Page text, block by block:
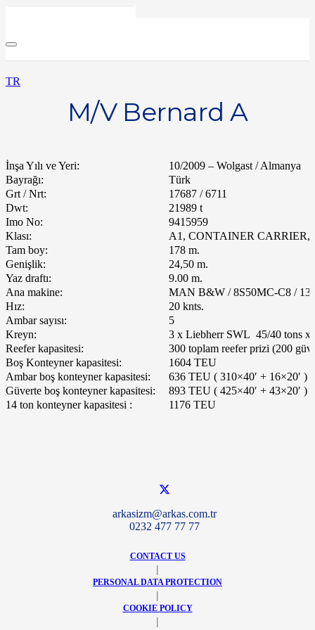
TR
M/V Bernard A
İnşa Yılı ve Yeri:
10/2009 – Wolgast / Almanya
Bayrağı:
Türk
Grt / Nrt:
17687 / 6711
Dwt:
21989 t
Imo No:
9415959
Klası:
A1, CONTAINER CARRIER,
Tam boy:
178 m.
Genişlik:
24,50 m.
Yaz draftı:
9.00 m.
Ana makine:
MAN B&W / 8S50MC-C8 /
Hız:
20 knts.
Ambar sayısı:
5
Kreyn:
3 x Liebherr SWL 45/40 tons x
Reefer kapasitesi:
300 toplam reefer prizi (200
Boş Konteyner kapasitesi:
1604 TEU
Ambar boş konteyner kapasitesi:
636 TEU ( 310×40′ + 16×20′ )
Güverte boş konteyner kapasitesi:
893 TEU ( 425×40′ + 43×20′ )
14 ton konteyner kapasitesi :
1176 TEU
arkasizm@arkas.com.tr
0232 477 77 77
CONTACT US
|
PERSONAL DATA PROTECTION
|
COOKIE POLICY
|